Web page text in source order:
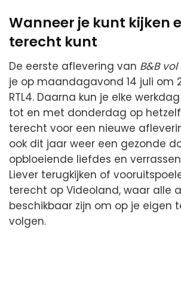
Wanneer je kunt kijken
terecht kunt
De eerste aflevering van B&B
je op maandagavond 14 juli om
RTL4. Daarna kun je elke
tot en met donderdag op
terecht voor een nieuwe
ook dit jaar weer een gezonde
opbloeiende liefdes en
Liever terugkijken of
terecht op Videoland, waar alle
beschikbaar zijn om op je eigen
volgen.